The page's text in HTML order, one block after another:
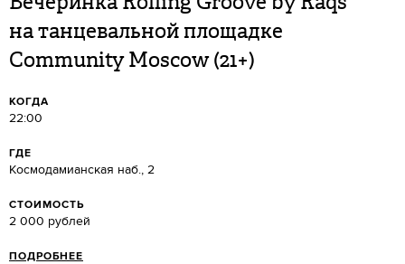
на танцевальной площадке
Community Moscow (21+)
КОГДА
22:00
ГДЕ
Космодамианская наб., 2
СТОИМОСТЬ
2 000 рублей
ПОДРОБНЕЕ